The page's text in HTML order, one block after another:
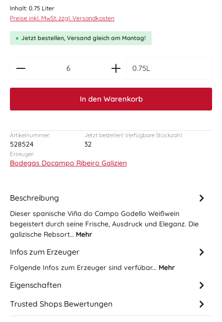
Inhalt: 0.75 Liter
Preise inkl. MwSt. zzgl. Versandkosten
Jetzt bestellen, Versand gleich am Montag!
0.75L
In den Warenkorb
Artikelnummer:
528524
Jetzt bestellen! Verfügbare Stückzahl:
32
Erzeuger:
Bodegas Docampo Ribeiro Galizien
Beschreibung
Dieser spanische Viña do Campo Godello Weißwein
begeistert durch seine Frische, Ausdruck und Eleganz. Die
galizische Rebsort… Mehr
Infos zum Erzeuger
Folgende Infos zum Erzeuger sind verfübar... Mehr
Eigenschaften
Trusted Shops Bewertungen